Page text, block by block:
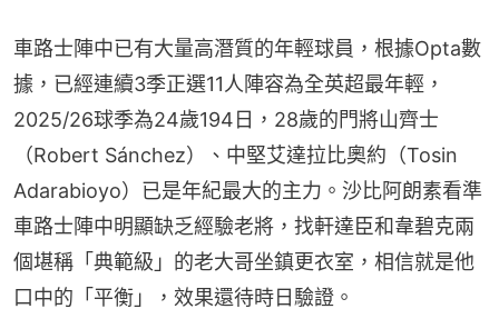
車路士陣中已有大量高潛質的年輕球員，根據Opta數
據，已經連續3季正選11人陣容為全英超最年輕，
2025/26球季為24歲194日，28歲的門將山齊士
（Robert Sánchez）、中堅艾達拉比奧約（Tosin
Adarabioyo）已是年紀最大的主力。沙比阿朗素看準
車路士陣中明顯缺乏經驗老將，找軒達臣和韋碧克兩
個堪稱「典範級」的老大哥坐鎮更衣室，相信就是他
口中的「平衡」，效果還待時日驗證。